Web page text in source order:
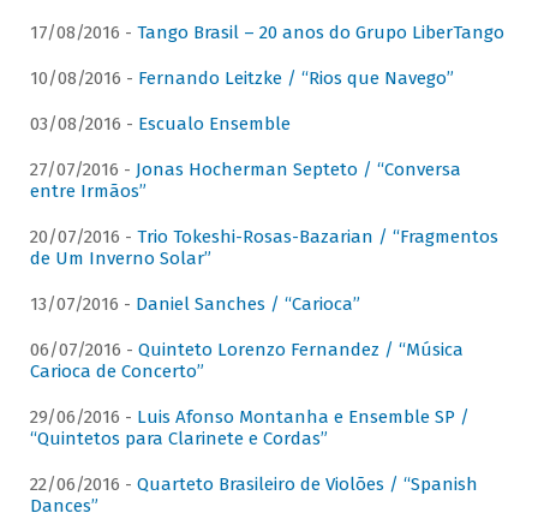
17/08/2016 - Tango Brasil – 20 anos do Grupo LiberTango
10/08/2016 - Fernando Leitzke / “Rios que Navego”
03/08/2016 - Escualo Ensemble
27/07/2016 - Jonas Hocherman Septeto / “Conversa
entre Irmãos”
20/07/2016 - Trio Tokeshi-Rosas-Bazarian / “Fragmentos
de Um Inverno Solar”
13/07/2016 - Daniel Sanches / “Carioca”
06/07/2016 - Quinteto Lorenzo Fernandez / “Música
Carioca de Concerto”
29/06/2016 - Luis Afonso Montanha e Ensemble SP /
“Quintetos para Clarinete e Cordas”
22/06/2016 - Quarteto Brasileiro de Violões / “Spanish
Dances”